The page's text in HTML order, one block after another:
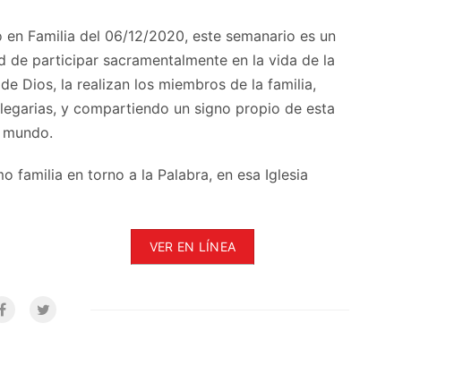
Familia del 06/12/2020, este semanario es un
participar sacramentalmente en la vida de la
Dios, la realizan los miembros de la familia,
y compartiendo un signo propio de esta
familia en torno a la Palabra, en esa Iglesia
VER EN LÍNEA